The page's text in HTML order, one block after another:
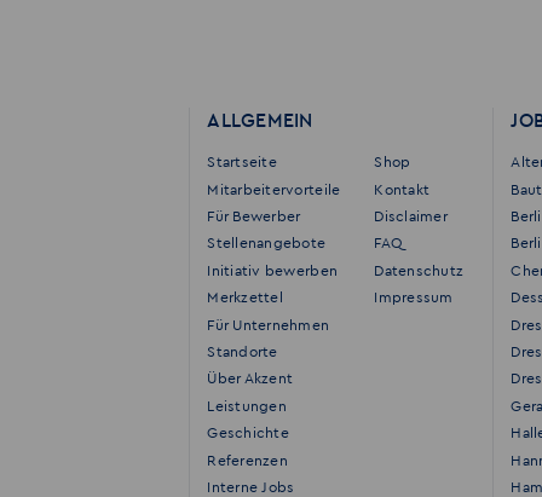
ALLGEMEIN
Startseite
Mitarbeitervorteile
Für Bewerber
Stellenangebote
Initiativ bewerben
Merkzettel
Für Unternehmen
Standorte
Über Akzent
Leistungen
Geschichte
Referenzen
Interne Jobs
Shop
Kontakt
Disclaimer
FAQ
Datenschutz
Impressum
Gera